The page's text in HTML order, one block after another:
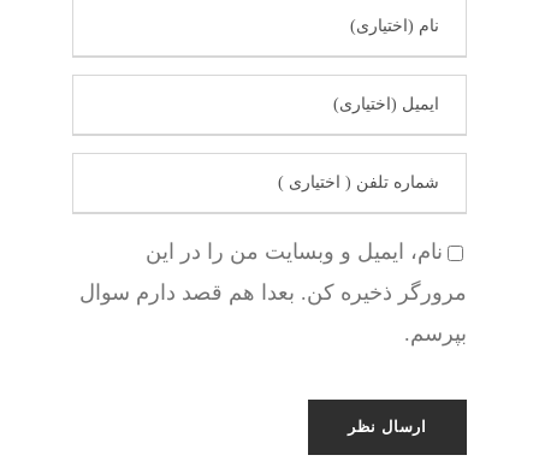
نام، ایمیل و وبسایت من را در این
مرورگر ذخیره کن. بعدا هم قصد دارم سوال
بپرسم.